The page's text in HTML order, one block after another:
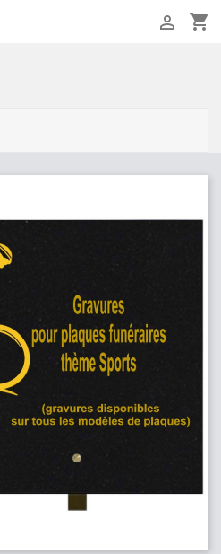
shopping_cart
